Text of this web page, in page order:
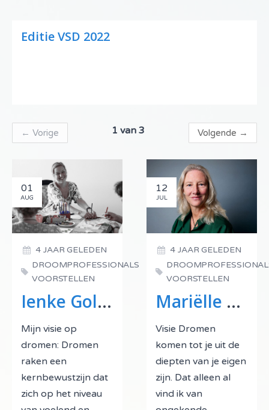
Editie VSD 2022
← Vorige 1 van 3 Volgende →
01
AUG
Ienke Goldewijk
4 JAAR GELEDEN
DROOMPROFESSIONALS
VOORSTELLEN
Mijn visie op
dromen: Dromen
raken een
kernbewustzijn dat
zich op het niveau
12
JUL
Mariëlle Borst
4 JAAR GELEDEN
VOORSTELLEN
Visie Dromen
komen tot je uit de
diepten van je eigen
zijn. Dat alleen al
vind ik van